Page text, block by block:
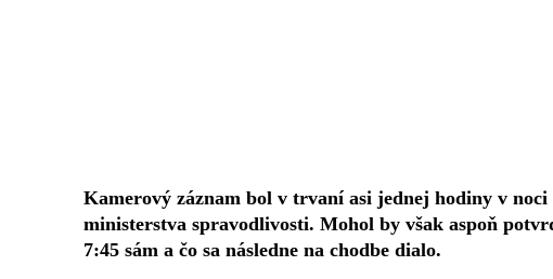
Kamerový záznam bol v trvaní asi jednej hodiny v
ministerstva spravodlivosti. Mohol by však aspoň
7:45 sám a čo sa následne na chodbe dialo.